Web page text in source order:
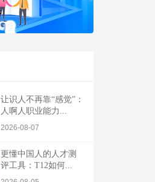
让识人不再靠“感觉”：
人啊人职业能力...
2026-08-07
更懂中国人的人才测
评工具：T12如何...